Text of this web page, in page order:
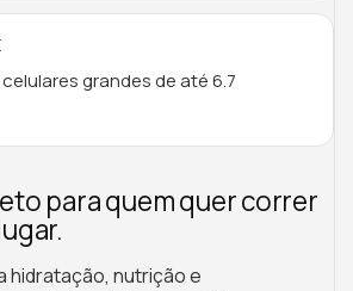
grandes de até 6.7
para quem quer correr
hidratação, nutrição e